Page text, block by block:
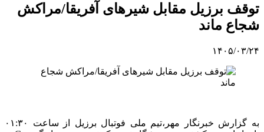
توقف برزیل مقابل شیرهای آفریقا/مراکش
شجاع ماند
۱۴۰۵/۰۳/۲۴
به گزارش خبرنگار مهر،تیم ملی فوتبال برزیل از ساعت ۰۱:۳۰